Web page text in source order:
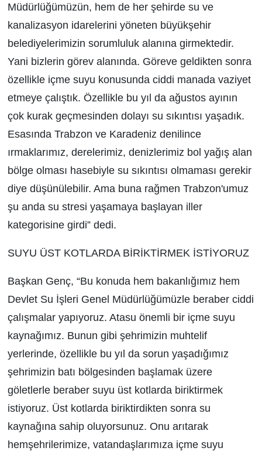
Müdürlüğümüzün, hem de her şehirde su ve
kanalizasyon idarelerini yöneten büyükşehir
belediyelerimizin sorumluluk alanına girmektedir.
Yani bizlerin görev alanında. Göreve geldikten sonra
özellikle içme suyu konusunda ciddi manada vaziyet
etmeye çalıştık. Özellikle bu yıl da ağustos ayının
çok kurak geçmesinden dolayı su sıkıntısı yaşadık.
Esasında Trabzon ve Karadeniz denilince
ırmaklarımız, derelerimiz, denizlerimiz bol yağış alan
bölge olması hasebiyle su sıkıntısı olmaması gerekir
diye düşünülebilir. Ama buna rağmen Trabzon'umuz
şu anda su stresi yaşamaya başlayan iller
kategorisine girdi” dedi.
SUYU ÜST KOTLARDA BİRİKTİRMEK İSTİYORUZ
Başkan Genç, “Bu konuda hem bakanlığımız hem
Devlet Su İşleri Genel Müdürlüğümüzle beraber ciddi
çalışmalar yapıyoruz. Atasu önemli bir içme suyu
kaynağımız. Bunun gibi şehrimizin muhtelif
yerlerinde, özellikle bu yıl da sorun yaşadığımız
şehrimizin batı bölgesinden başlamak üzere
göletlerle beraber suyu üst kotlarda biriktirmek
istiyoruz. Üst kotlarda biriktirdikten sonra su
kaynağına sahip oluyorsunuz. Onu arıtarak
hemşehrilerimize, vatandaşlarımıza içme suyu